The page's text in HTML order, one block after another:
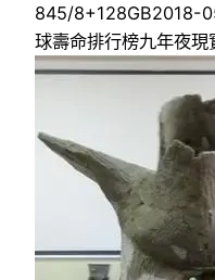
845/8+128GB2018-
球壽命排行榜九年夜